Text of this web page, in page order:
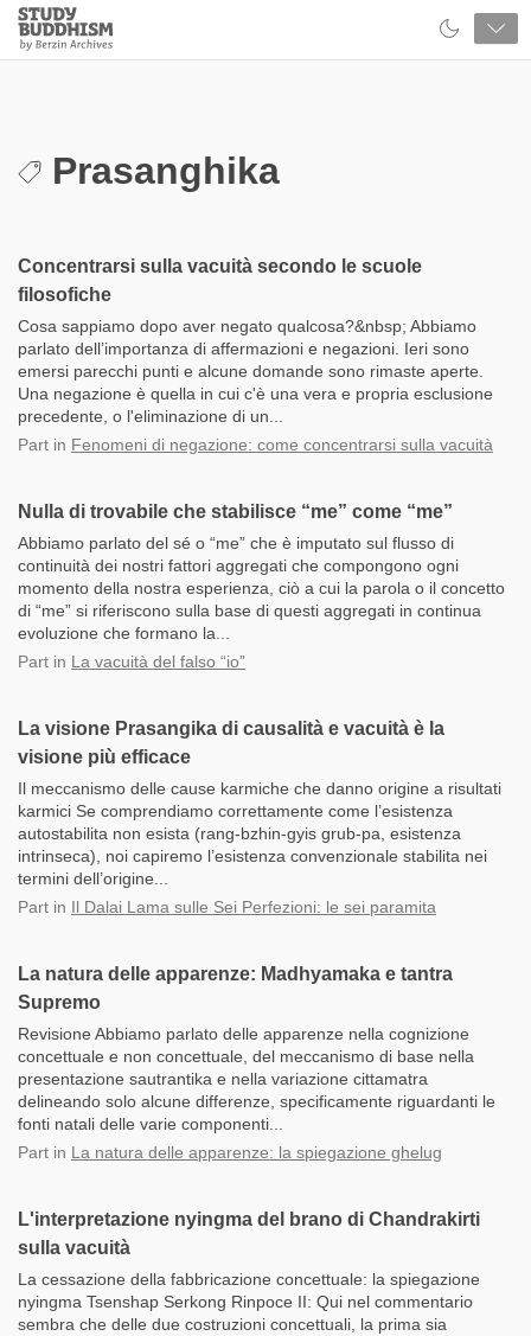
Close
Study
Buddhism
Prasanghika
Concentrarsi sulla vacuità secondo le scuole
filosofiche
Cosa sappiamo dopo aver negato qualcosa?&nbsp; Abbiamo
parlato dell’importanza di affermazioni e negazioni. Ieri sono
emersi parecchi punti e alcune domande sono rimaste aperte.
Una negazione è quella in cui c'è una vera e propria esclusione
precedente, o l'eliminazione di un...
Part in Fenomeni di negazione: come concentrarsi sulla vacuità
Nulla di trovabile che stabilisce “me” come “me”
Abbiamo parlato del sé o “me” che è imputato sul flusso di
continuità dei nostri fattori aggregati che compongono ogni
momento della nostra esperienza, ciò a cui la parola o il concetto
di “me” si riferiscono sulla base di questi aggregati in continua
evoluzione che formano la...
Part in La vacuità del falso “io”
La visione Prasangika di causalità e vacuità è la
visione più efficace
Il meccanismo delle cause karmiche che danno origine a risultati
karmici Se comprendiamo correttamente come l’esistenza
autostabilita non esista (rang-bzhin-gyis grub-pa, esistenza
intrinseca), noi capiremo l’esistenza convenzionale stabilita nei
termini dell’origine...
Part in Il Dalai Lama sulle Sei Perfezioni: le sei paramita
La natura delle apparenze: Madhyamaka e tantra
Supremo
Revisione Abbiamo parlato delle apparenze nella cognizione
concettuale e non concettuale, del meccanismo di base nella
presentazione sautrantika e nella variazione cittamatra
delineando solo alcune differenze, specificamente riguardanti le
fonti natali delle varie componenti...
Part in La natura delle apparenze: la spiegazione ghelug
L'interpretazione nyingma del brano di Chandrakirti
sulla vacuità
La cessazione della fabbricazione concettuale: la spiegazione
nyingma Tsenshap Serkong Rinpoce II: Qui nel commentario
sembra che delle due costruzioni concettuali, la prima sia